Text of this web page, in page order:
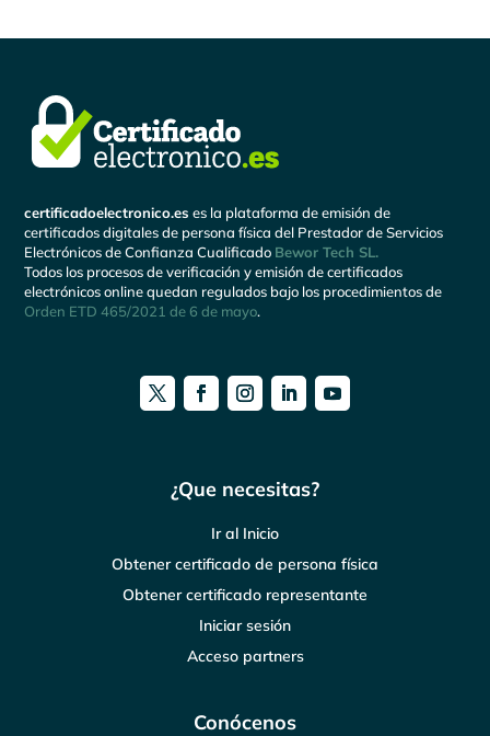
certificadoelectronico.es es la plataforma de emisión de
certificados digitales de persona física del Prestador de Servicios
Electrónicos de Confianza Cualificado Bewor Tech SL.
Todos los procesos de verificación y emisión de certificados
electrónicos online quedan regulados bajo los procedimientos de
Orden ETD 465/2021 de 6 de mayo.
¿Que necesitas?
Ir al Inicio
Obtener certificado de persona física
Obtener certificado representante
Iniciar sesión
Acceso partners
Conócenos